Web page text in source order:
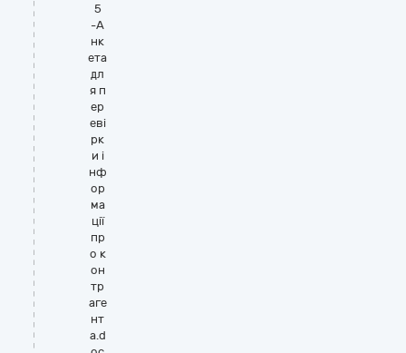
5
-А
нк
ета
дл
я п
ер
еві
рк
и і
нф
ор
ма
ції
пр
о к
он
тр
аге
нт
а.d